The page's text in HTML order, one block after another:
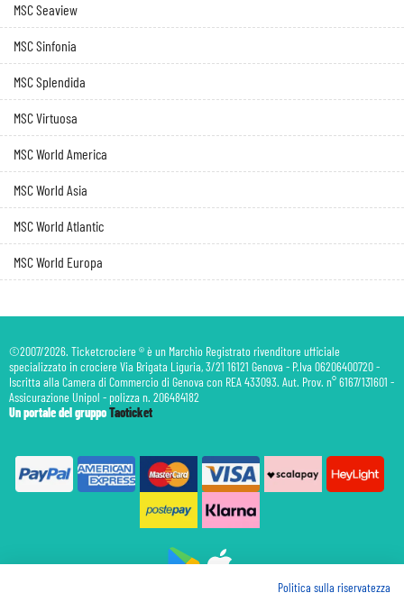
MSC Seaview
MSC Sinfonia
MSC Splendida
MSC Virtuosa
MSC World America
MSC World Asia
MSC World Atlantic
MSC World Europa
©2007/2026. Ticketcrociere ® è un Marchio Registrato rivenditore ufficiale
specializzato in crociere Via Brigata Liguria, 3/21 16121 Genova - P.Iva 06206400720 -
Iscritta alla Camera di Commercio di Genova con REA 433093. Aut. Prov. n° 6167/131601 -
Assicurazione Unipol - polizza n. 206484182
Un portale del gruppoTaoticket
Politica sulla riservatezza